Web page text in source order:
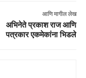
आणि मागील लेख
अभिनेते प्रकाश राज आणि
पत्रकार एकमेकांना भिडले